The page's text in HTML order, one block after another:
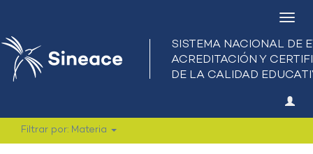
Filtrar por: Materia